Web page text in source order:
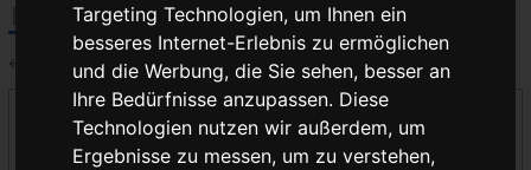
Targeting Technologien, um Ihnen ein
besseres Internet-Erlebnis zu ermöglichen
und die Werbung, die Sie sehen, besser an
Ihre Bedürfnisse anzupassen. Diese
Technologien nutzen wir außerdem, um
Ergebnisse zu messen, um zu verstehen,
← Daumenschalter
Links auf diese Seite
Seite: